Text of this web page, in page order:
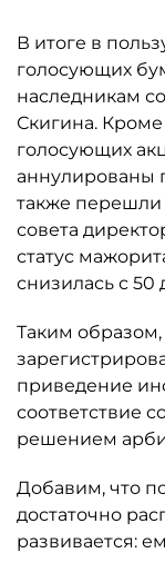
В итоге в
голосующих
наследникам
Скигина. Кроме
голосующих
аннулированы
также перешли
совета
статус
снизилась с 50
Таким
приведение
соответствие
решением
Добавим, что
достаточно
развивается: